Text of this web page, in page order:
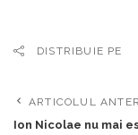
DISTRIBUIE PE
ARTICOLUL
Ion Nicolae nu mai